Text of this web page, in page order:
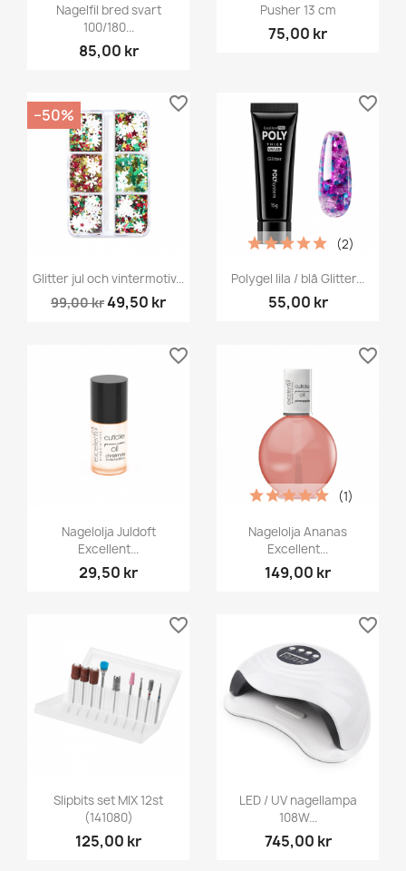
Nagelfil bred svart
100/180...
85,00 kr
Pusher 13 cm
75,00 kr
Glitter jul och vintermotiv...
99,00 kr49,50 kr
−50%
favorite_border
Polygel lila / blå Glitter...
55,00 kr
(2)
favorite_border
Nagelolja Juldoft
Excellent...
29,50 kr
favorite_border
Nagelolja Ananas
Excellent...
149,00 kr
(1)
favorite_border
Slipbits set MIX 12st
(141080)
125,00 kr
favorite_border
LED / UV nagellampa
108W...
745,00 kr
favorite_border